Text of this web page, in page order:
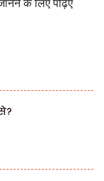
के लिए पढ़िए